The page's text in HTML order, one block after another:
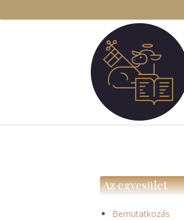
a
Az egyesület
Bemutatkozás